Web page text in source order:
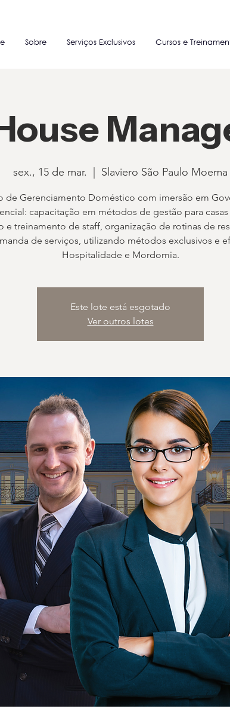
Sobre Serviços Exclusivos Cursos e
sex., 15 de mar. Slaviero São Paulo Moema
de Gerenciamento Doméstico com imersão em
capacitação em métodos de gestão para
e treinamento de staff, organização de rotinas de
de serviços, utilizando métodos exclusivos e
Hospitalidade e Mordomia.
Este lote está esgotado
Ver outros lotes